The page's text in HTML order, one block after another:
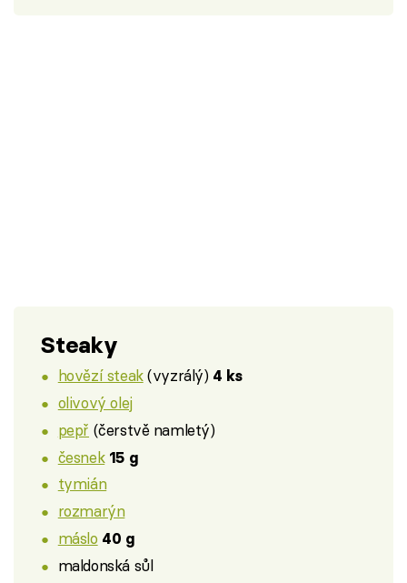
Steaky
hovězí steak(vyzrálý) 4 ks
olivový olej
pepř (čerstvě namletý)
česnek 15 g
tymián
rozmarýn
máslo 40 g
maldonská sůl